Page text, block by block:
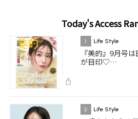
Today's Access
1 Life Style
『美的』9月号
が目印♡…
2 Life Style